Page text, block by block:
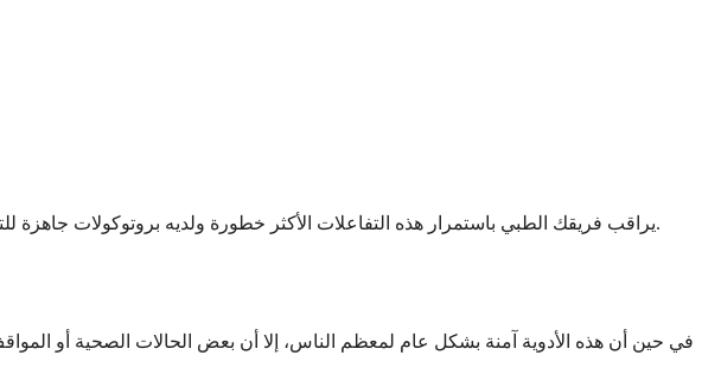
يراقب فريقك الطبي باستمرار هذه التفاعلات الأكثر خطورة ولديه بروتوكولات جاهزة للتعامل معها بسرعة إذا حدثت. يوفر المستشفى طبقة إضافية من الأمان غير متوفرة عند تناول هذه الأدوية في المنزل.
في حين أن هذه الأدوية آمنة بشكل عام لمعظم الناس، إلا أن بعض الحالات الصحية أو